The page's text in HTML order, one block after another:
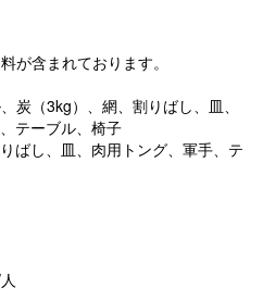
が含まれております。
炭（3kg）、網、割りばし、皿、
テーブル、椅子
ばし、皿、肉用トング、軍手、テ
人